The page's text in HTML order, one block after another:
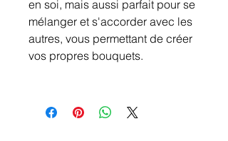
en soi, mais aussi parfait pour se
mélanger et s'accorder avec les
autres, vous permettant de créer
vos propres bouquets.